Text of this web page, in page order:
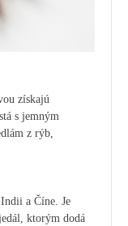
získajú
s jemným
z rýb,
a Číne. Je
ktorým dodá